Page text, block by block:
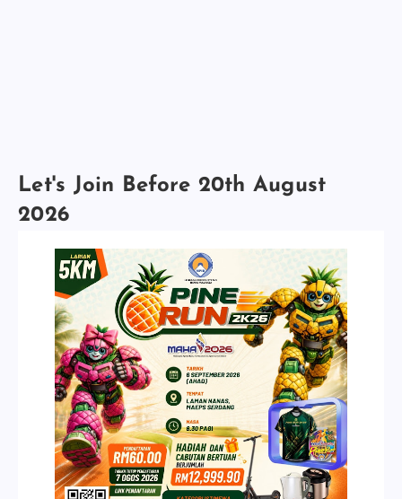
Let's Join Before 20th August
2026